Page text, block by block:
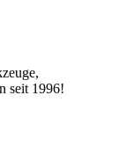
seit 1996!